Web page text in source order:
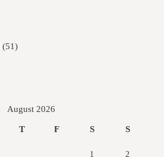
(51)
August 2026
T F S S
1 2